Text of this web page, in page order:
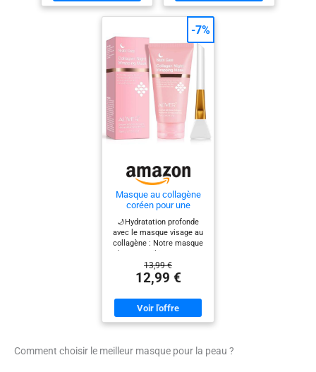
non grasses, faciles à
l'huile de Coco, à l'Urée et
au beurre de Karité, ce
masque pieds 20 minutes
sans parfum régénère et
hydrate vos pieds en
profondeur pour leur
redonner beauté et
douceur. FORMULATION
DOUCE : Ce masque pieds
contient 0 % de colorants
peaux sensibles pour un
HYDRATATION 24
HEURES : Cliniquement
hydratation pendant 24
heures en une seule
application, le masque
: En plus d'être non testé
Masque pieds nourrissant
conditionné dans un
pénètre dans les couches
teint uni et parfaitement
hydraté. RESSERE LES
PORES & RAFFERMIT : Le
collagène ultra-basse
masse moléculaire
maximise l’absorption et
la pénétration dans la
peau. Il aide à affiner les
pores dilatés, renforce
immédiatement après
des fines lignes et rides.
PEAU : Formulé avec du
filtrat de fermentation de
niacinamide, il améliore le
teint inégal et la texture
tout en offrant des effets
flacon de 34 g d’ampoule
masque en gel DEVIENT
transparent après 3
Masque au collagène
coréen pour une
hydratation profonde et
durable qui lisse et
raffermit la peau
pendant la nuit
🌙Hydratation profonde
avec le masque visage au
collagène : Notre masque
de sommeil innovant est
enrichi en collagène, en
acide hyaluronique et en
céramide NP, apportant
hydratent la peau en
profondeur, réduisent les
ridules et améliorent la
la peau un aspect plein et
souple. 🌙Résultats
13,99 €
12,99 €
-7%
Comment choisir le meilleur masque pour la peau ?